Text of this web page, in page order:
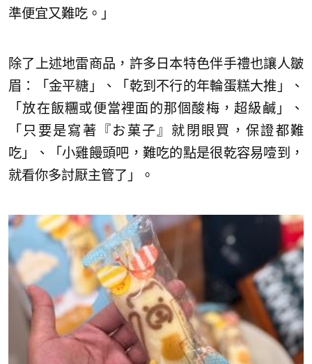
準便宜又難吃。」
除了上述地雷商品，許多日本特色伴手禮也讓人皺
眉：「金平糖」、「乾到不行的年輪蛋糕大推」、
「放在飯糰或便當裡面的那個酸梅，超級鹹」、
「只要是寫著『お菓子』就閉眼買，保證都難
吃」、「小雞饅頭吧，難吃的點是很乾容易噎到，
就看你多討厭主管了」。